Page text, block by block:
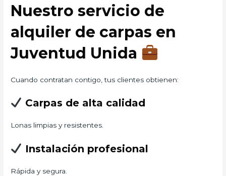
Nuestro servicio de
alquiler de carpas en
Juventud Unida
Cuando contratan contigo, tus clientes obtienen:
Carpas de alta calidad
Lonas limpias y resistentes.
Instalación profesional
Rápida y segura.